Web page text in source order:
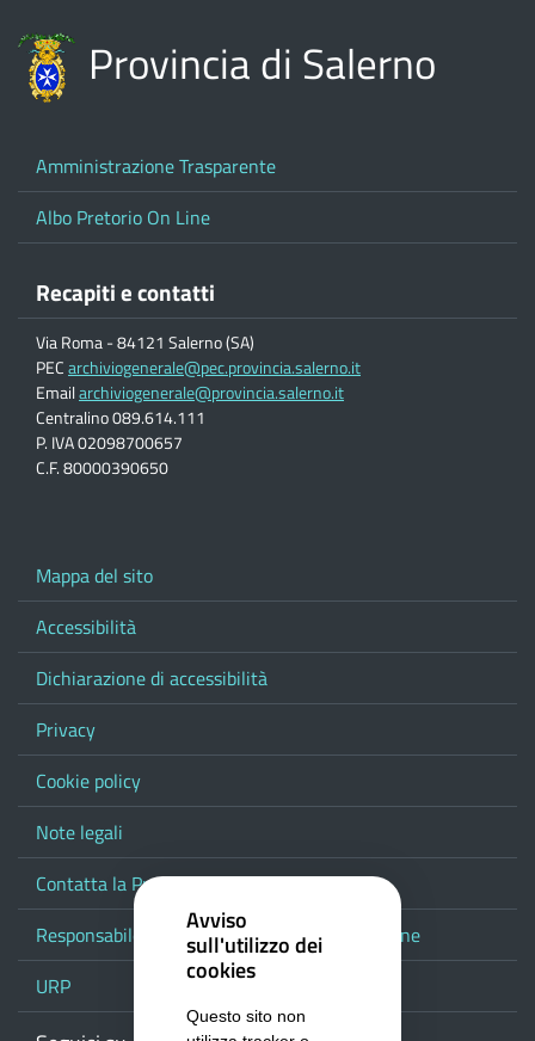
Provincia di Salerno
Amministrazione Trasparente
Albo Pretorio On Line
Recapiti e contatti
Via Roma - 84121 Salerno (SA)
PECarchiviogenerale@pec.provincia.salerno.it
Emailarchiviogenerale@provincia.salerno.it
Centralino 089.614.111
P. IVA 02098700657
C.F. 80000390650
Mappa del sito
Accessibilità
Dichiarazione di accessibilità
Privacy
Cookie policy
Note legali
Contatta la Provincia
Responsabile del procedimento di pubblicazione
URP
Avviso
sull'utilizzo dei
cookies
Questo sito non